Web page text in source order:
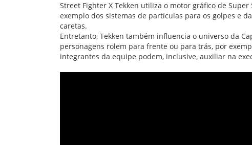
Street Fighter X Tekken utiliza o motor gráfico de
exemplo dos sistemas de partículas para os golpes e
caretas.
Entretanto, Tekken também influencia o universo da
personagens rolem para frente ou para trás, por
integrantes da equipe podem, inclusive, auxiliar na